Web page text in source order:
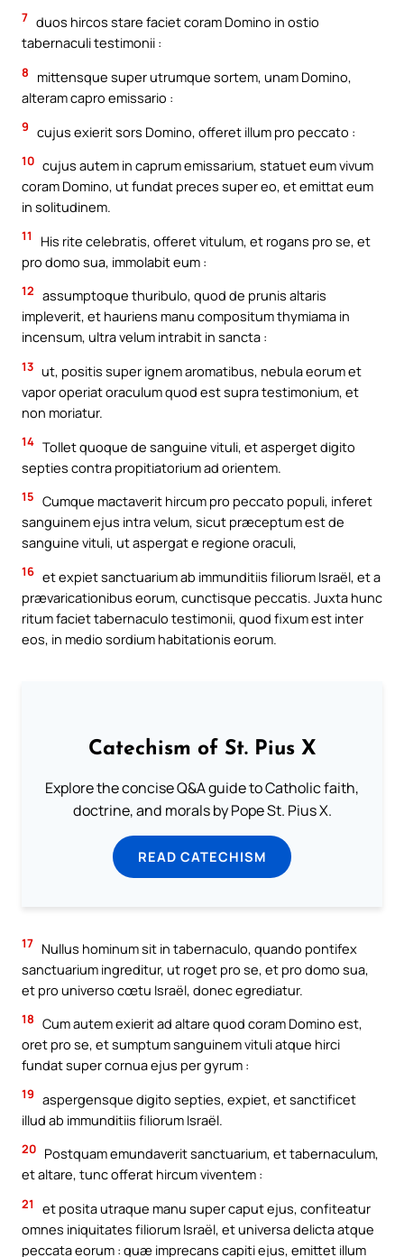
7 duos hircos stare faciet coram Domino in ostio
tabernaculi testimonii :
8
mittensque super utrumque sortem, unam Domino,
alteram capro emissario :
9 cujus exierit sors Domino, offeret illum pro peccato :
10 cujus autem in caprum emissarium, statuet eum vivum
coram Domino, ut fundat preces super eo, et emittat eum
in solitudinem.
11
His rite celebratis, offeret vitulum, et rogans pro se, et
pro domo sua, immolabit eum :
12 assumptoque thuribulo, quod de prunis altaris
impleverit, et hauriens manu compositum thymiama in
incensum, ultra velum intrabit in sancta :
13 ut, positis super ignem aromatibus, nebula eorum et
vapor operiat oraculum quod est supra testimonium, et
non moriatur.
14 Tollet quoque de sanguine vituli, et asperget digito
septies contra propitiatorium ad orientem.
15 Cumque mactaverit hircum pro peccato populi, inferet
sanguinem ejus intra velum, sicut præceptum est de
sanguine vituli, ut aspergat e regione oraculi,
16 et expiet sanctuarium ab immunditiis filiorum Israël, et a
prævaricationibus eorum, cunctisque peccatis. Juxta hunc
ritum faciet tabernaculo testimonii, quod fixum est inter
eos, in medio sordium habitationis eorum.
Catechism of St. Pius X
Explore the concise Q&A guide to Catholic faith,
doctrine, and morals by Pope St. Pius X.
READ CATECHISM
17 Nullus hominum sit in tabernaculo, quando pontifex
sanctuarium ingreditur, ut roget pro se, et pro domo sua,
et pro universo cœtu Israël, donec egrediatur.
18 Cum autem exierit ad altare quod coram Domino est,
oret pro se, et sumptum sanguinem vituli atque hirci
fundat super cornua ejus per gyrum :
19 aspergensque digito septies, expiet, et sanctificet
illud ab immunditiis filiorum Israël.
20 Postquam emundaverit sanctuarium, et tabernaculum,
et altare, tunc offerat hircum viventem :
21
et posita utraque manu super caput ejus, confiteatur
omnes iniquitates filiorum Israël, et universa delicta atque
peccata eorum : quæ imprecans capiti ejus, emittet illum